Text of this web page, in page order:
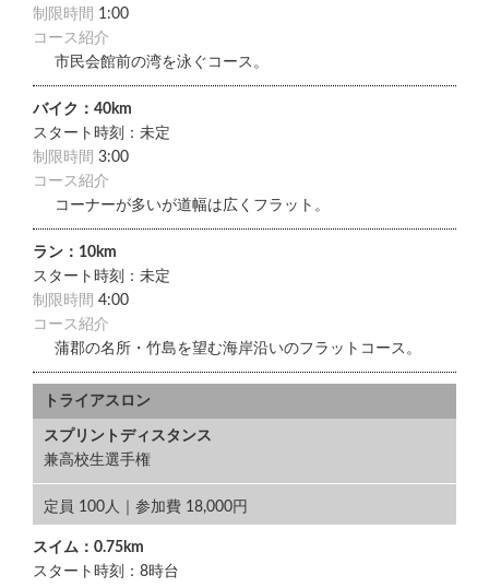
制限時間 1:00
コース紹介
市民会館前の湾を泳ぐコース。
バイク：40km
スタート時刻：未定
制限時間 3:00
コース紹介
コーナーが多いが道幅は広くフラット。
ラン：10km
スタート時刻：未定
制限時間 4:00
コース紹介
蒲郡の名所・竹島を望む海岸沿いのフラットコース。
トライアスロン
スプリントディスタンス
兼高校生選手権
定員 100人｜参加費 18,000円
スイム：0.75km
スタート時刻：8時台